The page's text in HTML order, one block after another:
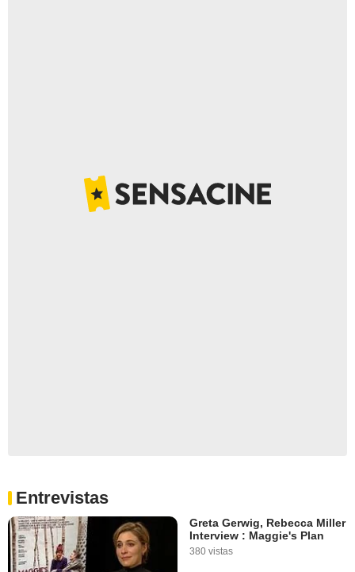
Entrevistas
Greta Gerwig, Rebecca Miller
Interview : Maggie's Plan
380 vistas